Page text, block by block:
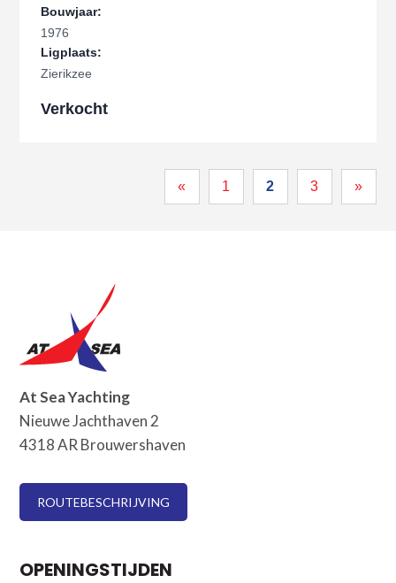
Bouwjaar:
1976
Ligplaats:
Zierikzee
Verkocht
« 1 2 3 »
At Sea Yachting
Nieuwe Jachthaven 2
4318 AR Brouwershaven
ROUTEBESCHRIJVING
OPENINGSTIJDEN